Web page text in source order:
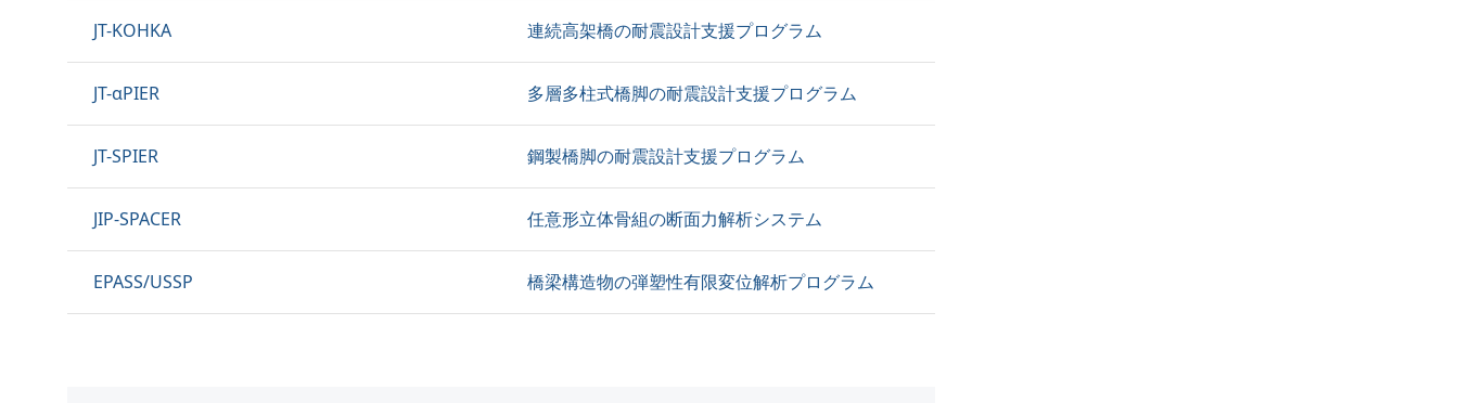
JT-KOHKA 連続高架橋の耐震設計支援プログラム
JT-αPIER 多層多柱式橋脚の耐震設計支援プログラム
JT-SPIER 鋼製橋脚の耐震設計支援プログラム
JIP-SPACER 任意形立体骨組の断面力解析システム
EPASS/USSP 橋梁構造物の弾塑性有限変位解析プログラム